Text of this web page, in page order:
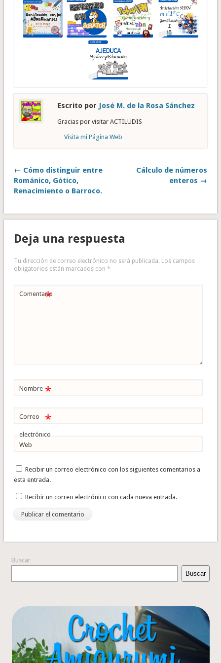
Escrito por José M. de la Rosa Sánchez
Gracias por visitar ACTILUDIS
Visita mi Página Web
← Cómo distinguir entre
Románico, Gótico,
Renacimiento o Barroco.
Cálculo de números
enteros →
Deja una respuesta
Tu dirección de correo electrónico no será publicada. Los campos
obligatorios están marcados con *
Comentario
*
Nombre *
Correo
electrónico
*
Web
Recibir un correo electrónico con los siguientes comentarios a
esta entrada.
Recibir un correo electrónico con cada nueva entrada.
Buscar
Buscar